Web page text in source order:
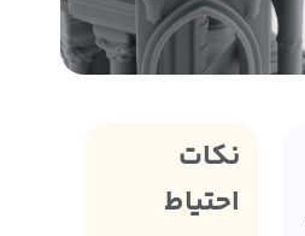
نکات
احتیاط